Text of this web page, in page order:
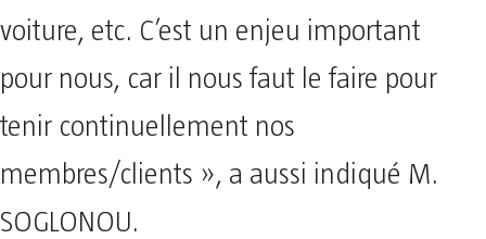
voiture, etc. C’est un enjeu important
pour nous, car il nous faut le faire pour
tenir continuellement nos
membres/clients », a aussi indiqué M.
SOGLONOU.